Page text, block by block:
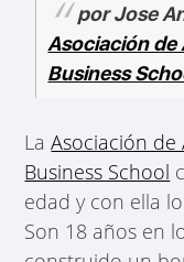
por Jose
Asociación
Business
LaAsociación
Business School
edad y con ella
Son 18 años en